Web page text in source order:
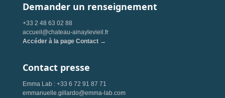
Demander un renseignement
+33 2 48 63 02 88
accueil@chateau-ainaylevieil.fr
Accéder à la page Contact →
Contact presse
Emma Lab : +33 6 72 91 87 71
emmanuelle.gillardo@emma-lab.com